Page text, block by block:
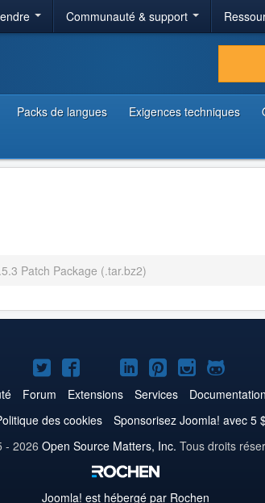
Communauté & support
Packs de langues Exigences techniques
Patch Package (.tar.bz2)
Joomla!
sur
Twitter
Joomla!
sur
Facebook
Joomla!
sur
YouTube
Joomla!
sur
LinkedIn
Joomla!
sur
Pinterest
Joomla!
sursur
Forum Extensions Services Documentation
des cookies Sponsorisez Joomla! avec 5
- 2026 Open Source Matters, Inc. Tous droits
Joomla! est hébergé par Rochen